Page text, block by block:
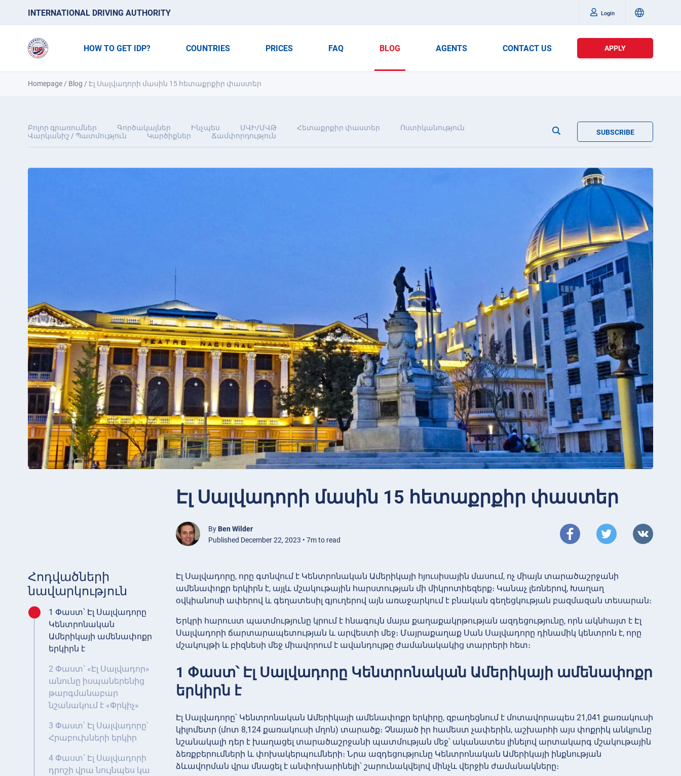
INTERNATIONAL DRIVING AUTHORITY Login
HOW TO GET IDP? COUNTRIES PRICES FAQ BLOG AGENTS CONTACT US APPLY
Homepage / Blog / Էլ Սալվադորի մասին 15 հետաքրքիր փաստեր
Բոլոր գրառումներ Գործակալներ Ինչպես ՄՎԻ/ՄՎԹ Հետաքրքիր փաստեր
Ոստիկանություն
Վարկանիշ / Պատմություն
Կարծիքներ Ճամփորդություն SUBSCRIBE
Էլ Սալվադորի մասին 15 հետաքրքիր փաստեր
By Ben Wilder
Published December 22, 2023 • 7m to read
Հոդվածների
նավարկություն
1 Փաստ՝ Էլ Սալվադորը
Կենտրոնական
Ամերիկայի ամենափոքր
երկիրն է
2 Փաստ՝ «Էլ Սալվադոր»
անունը իսպաներենից
թարգմանաբար
նշանակում է «Փրկիչ»
3 Փաստ՝ Էլ Սալվադորը՝
Հրաբուխների երկիր
4 Փաստ՝ Էլ Սալվադորի
դրոշի վրա նույնպես կա
Էլ Սալվադորը, որը գտնվում է Կենտրոնական Ամերիկայի հյուսիսային մասում, ոչ միայն տարածաշրջանի
ամենափոքր երկիրն է, այլև մշակութային հարստության մի միկրոտիեզերք։ Կանաչ լեռներով, Խաղաղ
օվկիանոսի ափերով և գեղատեսիլ գյուղերով այն առաջարկում է բնական գեղեցկության բազմազան տեսարան։
Երկրի հարուստ պատմությունը կրում է հնագույն մայա քաղաքակրթության ազդեցությունը, որն ակնհայտ է Էլ
Սալվադորի ճարտարապետության և արվեստի մեջ։ Մայրաքաղաք Սան Սալվադորը դինամիկ կենտրոն է, որը
մշակույթի և բիզնեսի մեջ միավորում է ավանդույթը ժամանակակից տարրերի հետ։
1 Փաստ՝ Էլ Սալվադորը Կենտրոնական Ամերիկայի ամենափոքր
երկիրն է
Էլ Սալվադորը՝ Կենտրոնական Ամերիկայի ամենափոքր երկիրը, զբաղեցնում է մոտավորապես 21,041 քառակուսի
կիլոմետր (մոտ 8,124 քառակուսի մղոն) տարածք։ Չնայած իր համեստ չափերին, աշխարհի այս փոքրիկ անկյունը
նշանակալի դեր է խաղացել տարածաշրջանի պատմության մեջ՝ ականատես լինելով արտակարգ մշակութային
ձեռքբերումների և փոխակերպումների։ Նրա ազդեցությունը Կենտրոնական Ամերիկայի ինքնության
ձևավորման վրա մնացել է անփոխարինելի՝ շարունակվելով մինչև վերջին ժամանակները։